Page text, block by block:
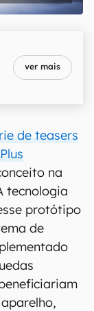
ver mais
de teasers
na
tecnologia
protótipo
de